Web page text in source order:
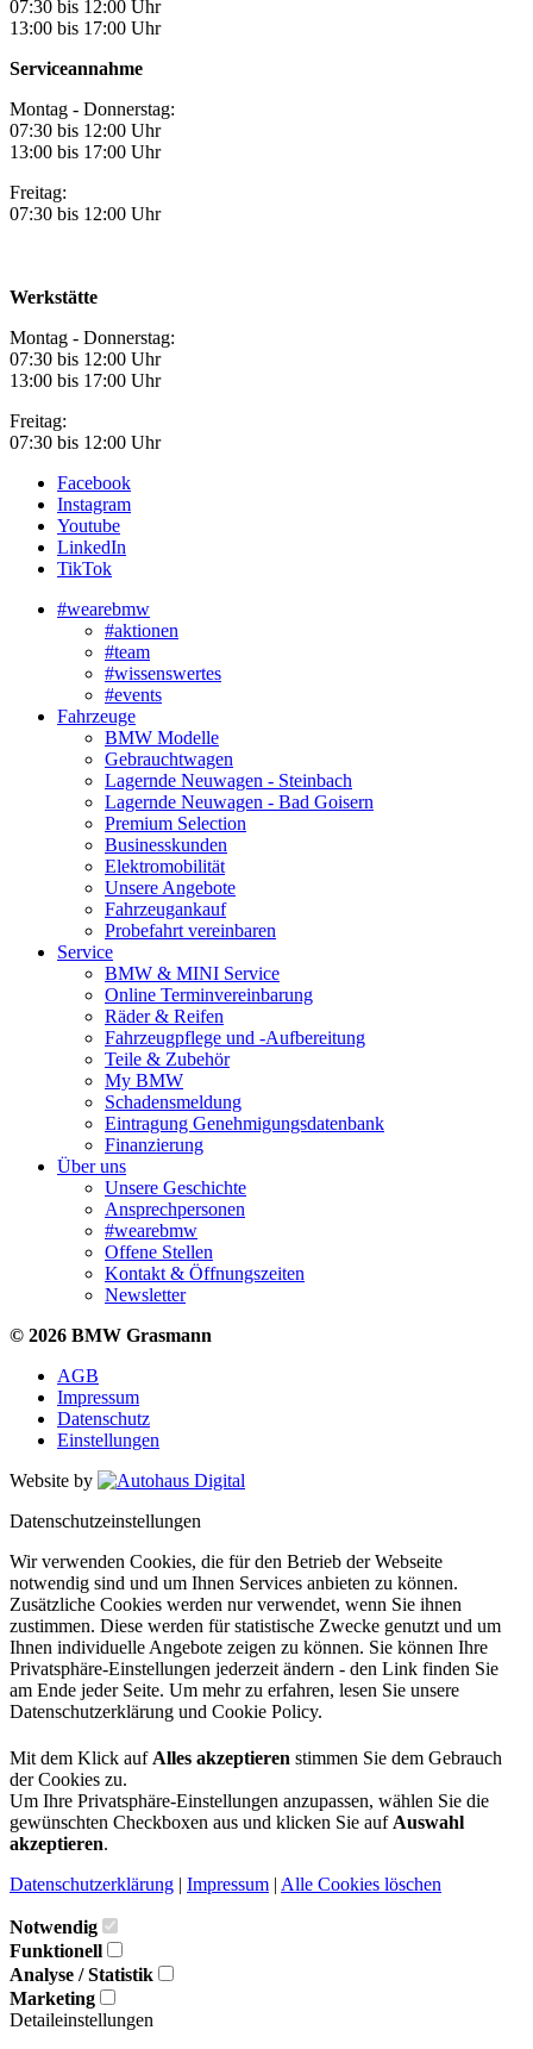
07:30 bis 12:00 Uhr
13:00 bis 17:00 Uhr
Serviceannahme
Montag - Donnerstag:
07:30 bis 12:00 Uhr
13:00 bis 17:00 Uhr
Freitag:
07:30 bis 12:00 Uhr
Werkstätte
Montag - Donnerstag:
07:30 bis 12:00 Uhr
13:00 bis 17:00 Uhr
Freitag:
07:30 bis 12:00 Uhr
Facebook
Instagram
Youtube
LinkedIn
TikTok
#wearebmw
#aktionen
#team
#wissenswertes
#events
Fahrzeuge
BMW Modelle
Gebrauchtwagen
Lagernde Neuwagen - Steinbach
Lagernde Neuwagen - Bad Goisern
Premium Selection
Businesskunden
Elektromobilität
Unsere Angebote
Fahrzeugankauf
Probefahrt vereinbaren
Service
BMW & MINI Service
Online Terminvereinbarung
Räder & Reifen
Fahrzeugpflege und -Aufbereitung
Teile & Zubehör
My BMW
Schadensmeldung
Eintragung Genehmigungsdatenbank
Finanzierung
Über uns
Unsere Geschichte
Ansprechpersonen
#wearebmw
Offene Stellen
Kontakt & Öffnungszeiten
Newsletter
© 2026 BMW Grasmann
AGB
Impressum
Datenschutz
Einstellungen
Website by
Datenschutzeinstellungen
Wir verwenden Cookies, die für den Betrieb der Webseite
notwendig sind und um Ihnen Services anbieten zu können.
Zusätzliche Cookies werden nur verwendet, wenn Sie ihnen
zustimmen. Diese werden für statistische Zwecke genutzt und um
Ihnen individuelle Angebote zeigen zu können. Sie können Ihre
Privatsphäre-Einstellungen jederzeit ändern - den Link finden Sie
am Ende jeder Seite. Um mehr zu erfahren, lesen Sie unsere
Datenschutzerklärung und Cookie Policy.
Mit dem Klick auf Alles akzeptieren stimmen Sie dem Gebrauch
der Cookies zu.
Um Ihre Privatsphäre-Einstellungen anzupassen, wählen Sie die
gewünschten Checkboxen aus und klicken Sie auf Auswahl
akzeptieren.
Datenschutzerklärung | Impressum | Alle Cookies löschen
Notwendig
Funktionell
Analyse / Statistik
Marketing
Detaileinstellungen